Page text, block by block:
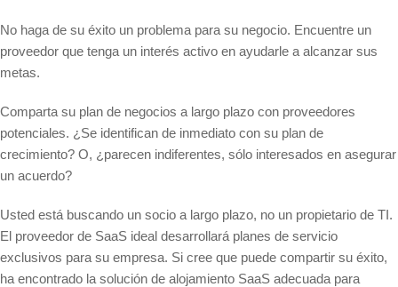
No haga de su éxito un problema para su negocio. Encuentre un
proveedor que tenga un interés activo en ayudarle a alcanzar sus
metas.
Comparta su plan de negocios a largo plazo con proveedores
potenciales. ¿Se identifican de inmediato con su plan de
crecimiento? O, ¿parecen indiferentes, sólo interesados en asegurar
un acuerdo?
Usted está buscando un socio a largo plazo, no un propietario de TI.
El proveedor de SaaS ideal desarrollará planes de servicio
exclusivos para su empresa. Si cree que puede compartir su éxito,
ha encontrado la solución de alojamiento SaaS adecuada para